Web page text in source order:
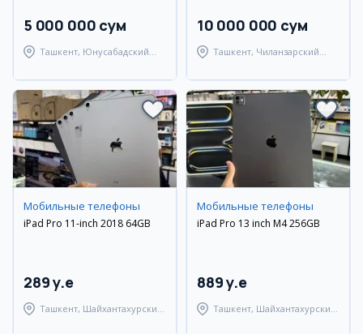
5 000 000 сум
Ташкент, Юнусабадский
10 000 000 сум
Ташкент, Чиланзарский
Мобильные телефоны
iPad Pro 11-inch 2018 64GB
289 y.e
Ташкент, Шайхантахурский
Мобильные телефоны
iPad Pro 13 inch M4 256GB
889 y.e
Ташкент, Шайхантахурский